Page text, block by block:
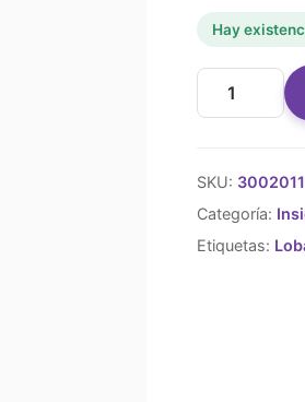
Hay
SKU: 3002011
Categoría:
Etiquetas: